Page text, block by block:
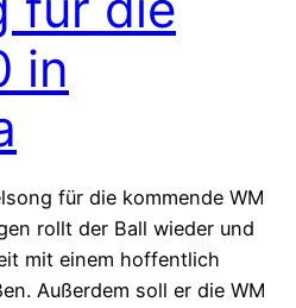
in
für die kommende WM
rollt der Ball wieder und
mit einem hoffentlich
Außerdem soll er die WM